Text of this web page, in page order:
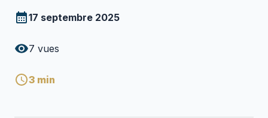
17 septembre 2025
7 vues
3 min